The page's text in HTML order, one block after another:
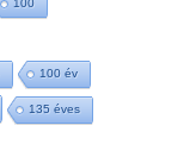
100
100 év
135 éves